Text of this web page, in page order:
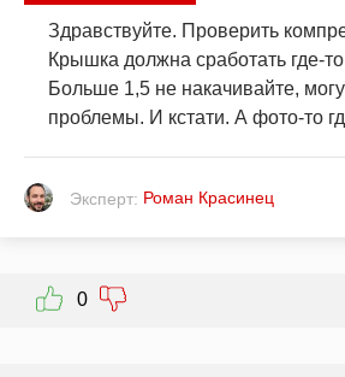
Здравствуйте. Проверить
Крышка должна сработать где-
Больше 1,5 не накачивайте,
проблемы. И кстати. А фото-то
Эксперт: Роман Красинец
0